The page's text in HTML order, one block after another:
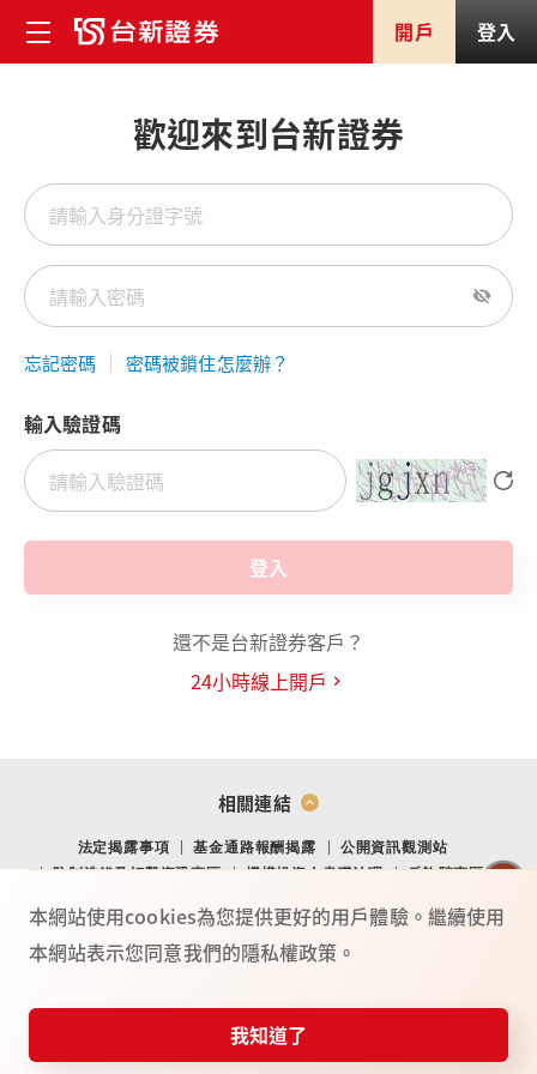
開戶 登入
歡迎來到台新證券
忘記密碼 密碼被鎖住怎麼辦？
輸入驗證碼
登入
還不是台新證券客戶？
24小時線上開戶
相關連結
法定揭露事項 基金通路報酬揭露
公開資訊觀測站
防制洗錢及打擊資恐專區
機構投資人盡職治理
反詐騙專區
台新證券服務專線：02-4050-9799．02-2708-3972．0800-088-148
115年金管證總字第 0025號
憑證快遞 投資誌 常見問題服務據點 反詐騙
本網站使用cookies為您提供更好的用戶體驗。繼續使用
本網站表示您同意我們的隱私權政策。
我知道了